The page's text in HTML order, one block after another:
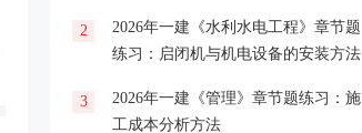
2
2026年一建《水利水电工程》章节题
练习：启闭机与机电设备的安装方法
3
2026年一建《管理》章节题练习：施
工成本分析方法